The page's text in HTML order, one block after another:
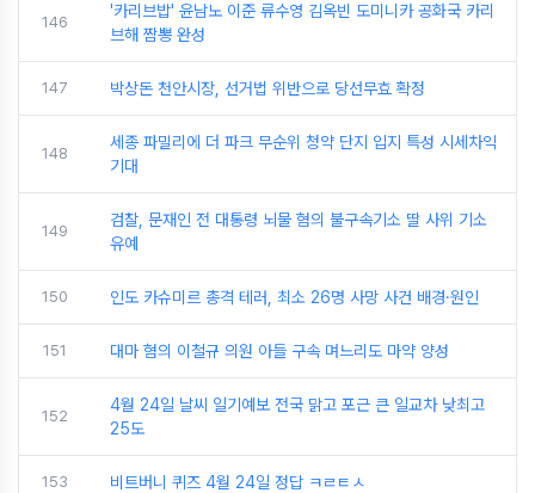
146
'카리브밥' 윤남노 이준 류수영 김옥빈 도미니카 공화국 카리
브해 짬뽕 완성
147 박상돈 천안시장, 선거법 위반으로 당선무효 확정
148
세종 파밀리에 더 파크 무순위 청약 단지 입지 특성 시세차익
기대
149
검찰, 문재인 전 대통령 뇌물 혐의 불구속기소 딸 사위 기소
유예
150 인도 카슈미르 총격 테러, 최소 26명 사망 사건 배경·원인
151 대마 혐의 이철규 의원 아들 구속 며느리도 마약 양성
152
4월 24일 날씨 일기예보 전국 맑고 포근 큰 일교차 낮최고
25도
153 비트버니 퀴즈 4월 24일 정답 ㅋㄹㅌㅅ